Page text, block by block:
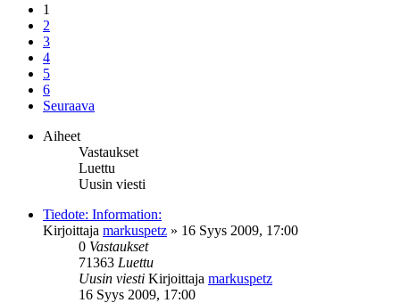
1
2
3
4
5
6
Seuraava
Aiheet
Vastaukset
Luettu
Uusin viesti
Tiedote: Information:
Kirjoittaja markuspetz » 16 Syys 2009, 17:00
0 Vastaukset
71363 Luettu
Uusin viesti Kirjoittaja markuspetz
16 Syys 2009, 17:00